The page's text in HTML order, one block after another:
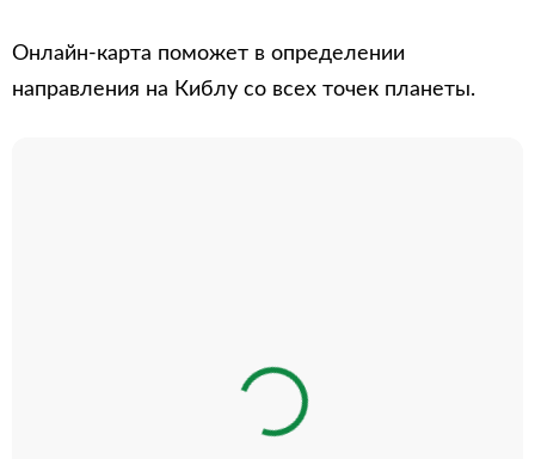
Онлайн-карта поможет в определении
направления на Киблу со всех точек планеты.